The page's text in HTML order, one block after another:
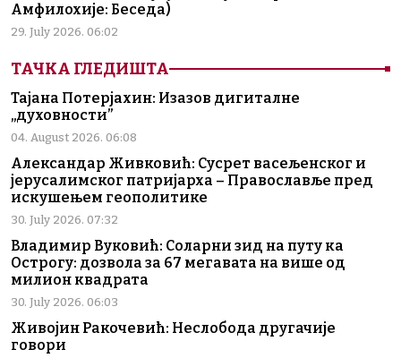
Амфилохије: Беседа)
29. July 2026. 06:02
ТАЧКА ГЛЕДИШТА
Тајана Потерјахин: Изазов дигиталне
„духовности”
04. August 2026. 06:08
Александар Живковић: Сусрет васељенског и
јерусалимског патријарха – Православље пред
искушењем геополитике
30. July 2026. 07:32
Владимир Вуковић: Соларни зид на путу ка
Острогу: дозвола за 67 мегавата на више од
милион квадрата
30. July 2026. 06:03
Живојин Ракочевић: Неслобода другачије
говори